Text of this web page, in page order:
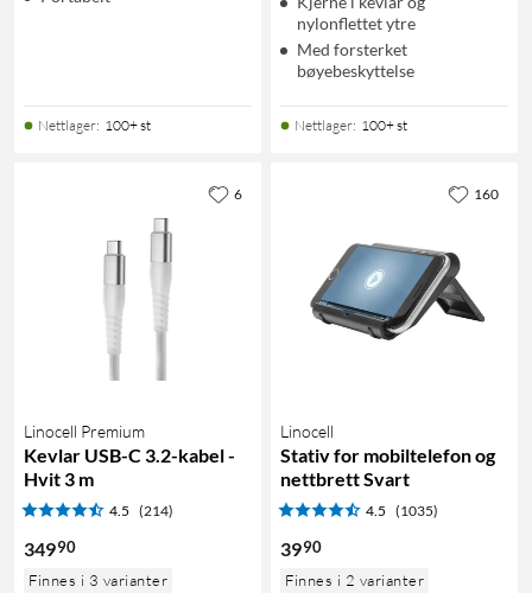
Nettlager: 100+ st
nylonflettet ytre
Med forsterket
bøyebeskyttelse
Nettlager: 100+ st
Linocell Premium
Kevlar USB-C 3.2-kabel -
Hvit 3 m
4.5 (214)
34990
Finnes i 3 varianter
6
Linocell
Stativ for mobiltelefon og
nettbrett Svart
4.5 (1035)
3990
Finnes i 2 varianter
160